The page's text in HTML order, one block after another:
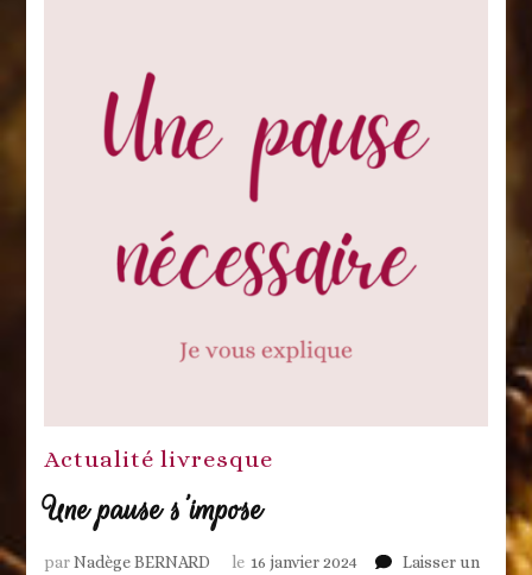
Actualité livresque
Une pause s’impose
parNadège BERNARD le 16 janvier 2024
Laisser un